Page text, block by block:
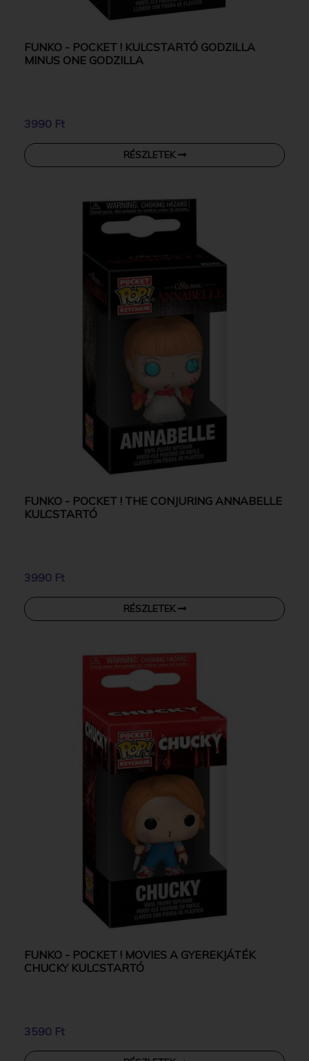
FUNKO - POCKET ! KULCSTARTÓ GODZILLA
MINUS ONE GODZILLA
3990 Ft
RÉSZLETEK
FUNKO - POCKET ! THE CONJURING ANNABELLE
KULCSTARTÓ
3990 Ft
RÉSZLETEK
FUNKO - POCKET ! MOVIES A GYEREKJÁTÉK
CHUCKY KULCSTARTÓ
3590 Ft